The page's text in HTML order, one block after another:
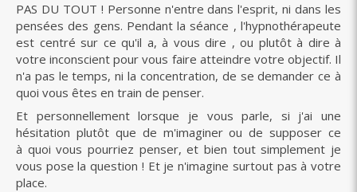
PAS DU TOUT ! Personne n'entre dans l'esprit, ni dans les
pensées des gens. Pendant la séance , l'hypnothérapeute
est centré sur ce qu'il a, à vous dire , ou plutôt à dire à
votre inconscient pour vous faire atteindre votre objectif. Il
n'a pas le temps, ni la concentration, de se demander ce à
quoi vous êtes en train de penser.
Et personnellement lorsque je vous parle, si j'ai une
hésitation plutôt que de m'imaginer ou de supposer ce
à quoi vous pourriez penser, et bien tout simplement je
vous pose la question ! Et je n'imagine surtout pas à votre
place.